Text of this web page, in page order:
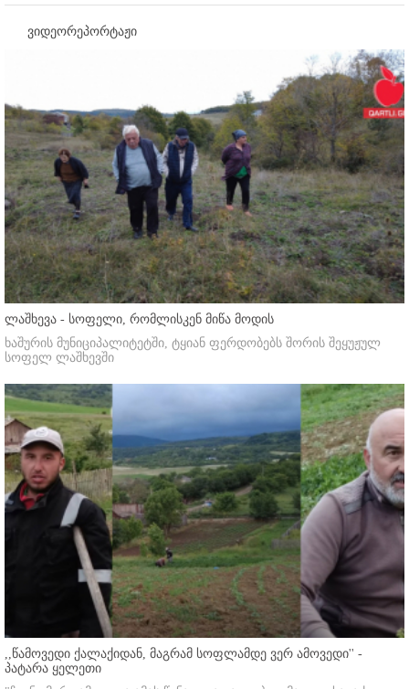
ვიდეორეპორტაჟი
ლაშხევა - სოფელი, რომლისკენ მიწა მოდის
ხაშურის მუნიციპალიტეტში, ტყიან ფერდობებს შორის შეყუჟულ
სოფელ ლაშხევში
,,წამოვედი ქალაქიდან, მაგრამ სოფლამდე ვერ ამოვედი'' -
პატარა ყელეთი